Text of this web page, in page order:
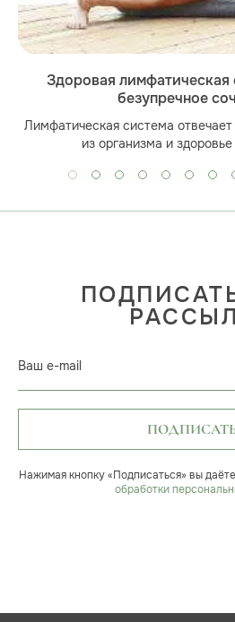
Здоровая лимфатическая
безупречное
Лимфатическая система
из организма и
Ваш e-mail
Нажимая кнопку «Подписаться» вы
обработки